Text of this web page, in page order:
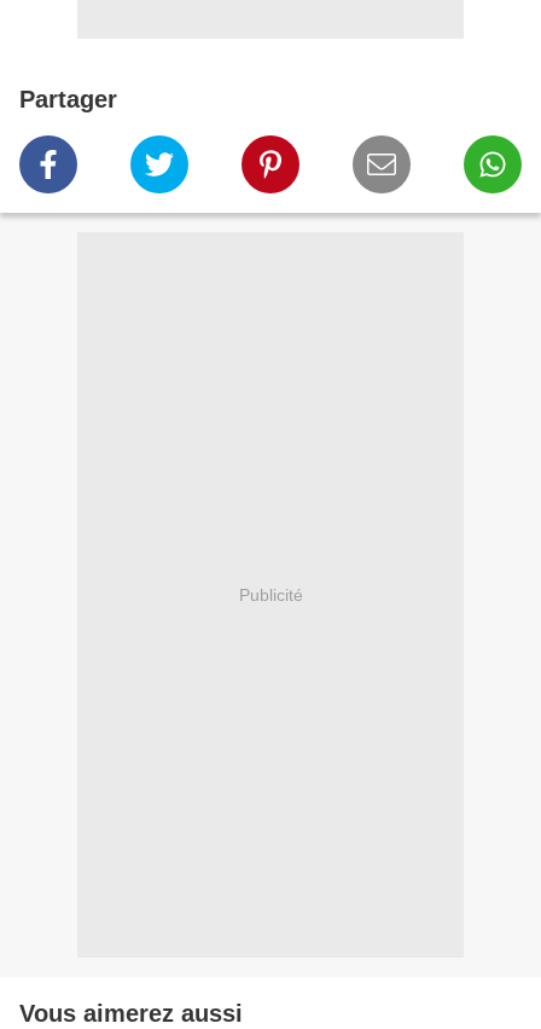
Partager
Publicité
Vous aimerez aussi